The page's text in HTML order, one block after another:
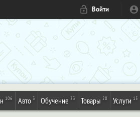
Войти
106 Авто 3 Обучение 33 Товары 28 Услуги 15